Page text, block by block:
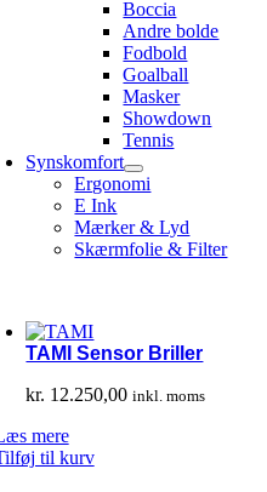
Boccia
Andre bolde
Fodbold
Goalball
Masker
Showdown
Tennis
Synskomfort
Ergonomi
E Ink
Mærker & Lyd
Skærmfolie & Filter
TAMI Sensor Briller
kr. 12.250,00 inkl. moms
mere
til kurv